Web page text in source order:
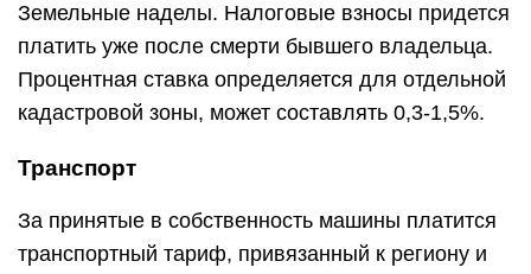
Земельные наделы. Налоговые взносы придется
платить уже после смерти бывшего владельца.
Процентная ставка определяется для отдельной
кадастровой зоны, может составлять 0,3-1,5%.
Транспорт
За принятые в собственность машины платится
транспортный тариф, привязанный к региону и